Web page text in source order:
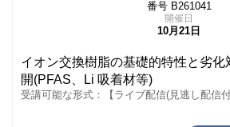
番号 B261041
開催日
10月21日
イオン交換樹脂の基礎的特性と劣化
開(PFAS、Li 吸着材等)
受講可能な形式：【ライブ配信(見逃し配信